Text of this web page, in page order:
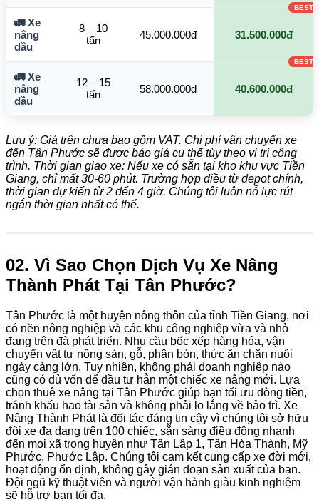
🚛 Xe
nâng
dầu
8 – 10
tấn
45.000.000đ 31.500.000đ
🚛 Xe
nâng
dầu
12 – 15
tấn
58.000.000đ 40.600.000đ
Lưu ý: Giá trên chưa bao gồm VAT. Chi phí vận chuyển xe
đến Tân Phước sẽ được báo giá cụ thể tùy theo vị trí công
trình. Thời gian giao xe: Nếu xe có sẵn tại kho khu vực Tiền
Giang, chỉ mất 30-60 phút. Trường hợp điều từ depot chính,
thời gian dự kiến từ 2 đến 4 giờ. Chúng tôi luôn nỗ lực rút
ngắn thời gian nhất có thể.
02. Vì Sao Chọn Dịch Vụ Xe Nâng
Thành Phát Tại Tân Phước?
Tân Phước là một huyện nông thôn của tỉnh Tiền Giang, nơi
có nền nông nghiệp và các khu công nghiệp vừa và nhỏ
đang trên đà phát triển. Nhu cầu bốc xếp hàng hóa, vận
chuyển vật tư nông sản, gỗ, phân bón, thức ăn chăn nuôi
ngày càng lớn. Tuy nhiên, không phải doanh nghiệp nào
cũng có đủ vốn để đầu tư hẳn một chiếc xe nâng mới. Lựa
chọn thuê xe nâng tại Tân Phước giúp bạn tối ưu dòng tiền,
tránh khấu hao tài sản và không phải lo lắng về bảo trì. Xe
Nâng Thành Phát là đối tác đáng tin cậy vì chúng tôi sở hữu
đội xe đa dạng trên 100 chiếc, sẵn sàng điều động nhanh
đến mọi xã trong huyện như Tân Lập 1, Tân Hòa Thành, Mỹ
Phước, Phước Lập. Chúng tôi cam kết cung cấp xe đời mới,
hoạt động ổn định, không gây gián đoạn sản xuất của bạn.
Đội ngũ kỹ thuật viên và người vận hành giàu kinh nghiệm
sẽ hỗ trợ bạn tối đa.